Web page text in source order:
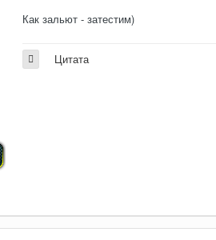
Как зальют - затестим)
Цитата